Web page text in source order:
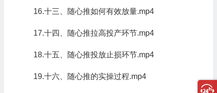
16.十三、随心推如何有效放量.mp4
17.十四、随心推拉高投产环节.mp4
18.十五、随心推投放止损环节.mp4
19.十六、随心推的实操过程.mp4